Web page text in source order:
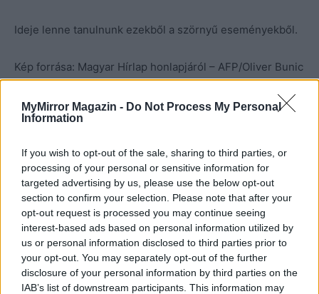
MyMirror Magazin - Do Not Process My Personal
Information
If you wish to opt-out of the sale, sharing to third parties, or
processing of your personal or sensitive information for
targeted advertising by us, please use the below opt-out
section to confirm your selection. Please note that after your
opt-out request is processed you may continue seeing
interest-based ads based on personal information utilized by
us or personal information disclosed to third parties prior to
your opt-out. You may separately opt-out of the further
disclosure of your personal information by third parties on the
IAB’s list of downstream participants. This information may
Ideje lenne tanulnunk ezekből a szörnyű eseményekből.
Kép forrása: Magyar Hírlap honlapjáról – AFP/Oliver Bunic